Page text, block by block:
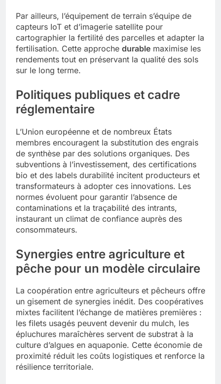
Par ailleurs, l’équipement de terrain s’équipe de
capteurs IoT et d’imagerie satellite pour
cartographier la fertilité des parcelles et adapter la
fertilisation. Cette approche durable maximise les
rendements tout en préservant la qualité des sols
sur le long terme.
Politiques publiques et cadre
réglementaire
L’Union européenne et de nombreux États
membres encouragent la substitution des engrais
de synthèse par des solutions organiques. Des
subventions à l’investissement, des certifications
bio et des labels durabilité incitent producteurs et
transformateurs à adopter ces innovations. Les
normes évoluent pour garantir l’absence de
contaminations et la traçabilité des intrants,
instaurant un climat de confiance auprès des
consommateurs.
Synergies entre agriculture et
pêche pour un modèle circulaire
La coopération entre agriculteurs et pêcheurs offre
un gisement de synergies inédit. Des coopératives
mixtes facilitent l’échange de matières premières :
les filets usagés peuvent devenir du mulch, les
épluchures maraîchères servent de substrat à la
culture d’algues en aquaponie. Cette économie de
proximité réduit les coûts logistiques et renforce la
résilience territoriale.